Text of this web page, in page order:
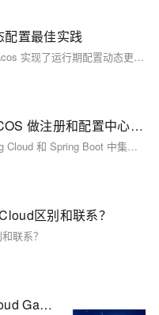
置最佳实践
本文讲述了 Spring Cloud 应用中结合 Nacos 实现了运行期配置动态更新的功能，以及在此基础上结合 KMS 在不改动代码的情况下对应用使用的敏感配置进行保护，解决将配置迁移到 Nacos 中可能存在的数据安全顾虑，并对其底层工作原理做了简单介绍。
springcloud/springboot集成NACOS 做注册和配置中心以及nacos源码分析
通过本文，我们详细介绍了如何在 Spring Cloud 和 Spring Boot 中集成 Nacos 进行服务注册和配置管理，并对 Nacos 的源码进行了初步分析。Nacos 作为一个强大的服务注册和配置管理平台，为微服务架构提供
区别和联系？
联系？
🛡️Spring Boot 3 整合 Spring Cloud Gateway 工程实践